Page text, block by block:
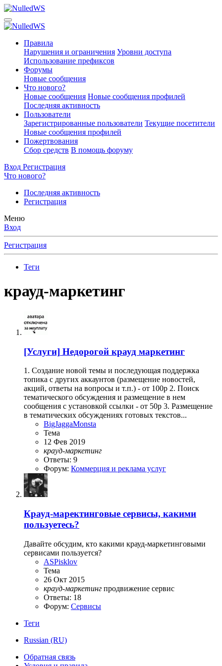
Правила
Нарушения и ограничения Уровни доступа
Использование префиксов
Форумы
Новые сообщения
Что нового?
Новые сообщения Новые сообщения профилей
Последняя активность
Пользователи
Зарегистрированные пользователи Текущие посетители
Новые сообщения профилей
Пожертвования
Сбор средств В помощь форуму
Вход Регистрация
Что нового?
Последняя активность
Регистрация
Меню
Вход
Регистрация
Теги
крауд-маркетинг
[Услуги] Недорогой крауд маркетинг
1. Создание новой темы и последующая поддержка
топика с других аккаунтов (размещение новостей,
акций, ответы на вопросы и т.п.) - от 100р 2. Поиск
тематического обсуждения и размещение в нем
сообщения с установкой ссылки - от 50р 3. Размещение
в тематических обсуждениях готовых текстов...
BigJaggaMonsta
Тема
12 Фев 2019
крауд-маркетинг
Ответы: 9
Форум: Коммерция и реклама услуг
Крауд-маректинговые сервисы, какими
пользуетесь?
Давайте обсудим, кто какими крауд-маркетинговыми
сервисами пользуется?
ASPisklov
Тема
26 Окт 2015
крауд-маркетинг продвижение сервис
Ответы: 18
Форум: Сервисы
Теги
Russian (RU)
Обратная связь